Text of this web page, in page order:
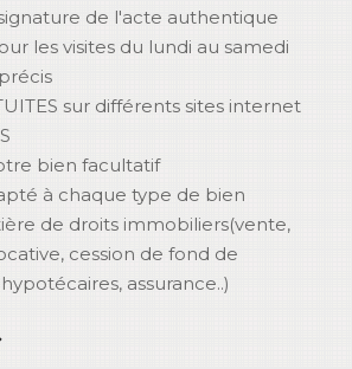
de l'acte authentique
les visites du lundi au samedi
sur différents sites internet
bien facultatif
à chaque type de bien
de droits immobiliers(vente,
cession de fond de
assurance..)